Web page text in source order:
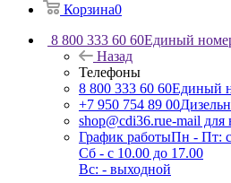
Корзина0
8 800 333 60 60Единый
Назад
Телефоны
8 800 333 60 60Единый
+7 950 754 89 00
shop@cdi36.rue-mail для
График работыПн - Пт:
Сб - с 10.00 до 17.00
Вс: - выходной